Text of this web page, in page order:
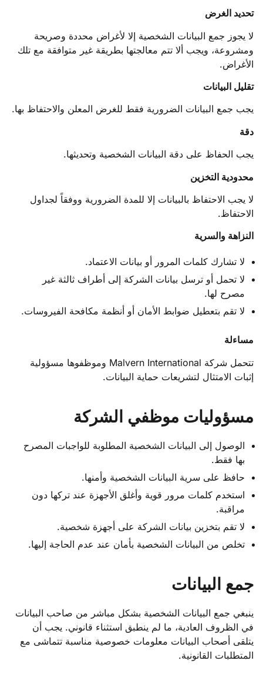
تحديد الغرض
لا يجوز جمع البيانات الشخصية إلا لأغراض محددة وصريحة
ومشروعة، ويجب ألا تتم معالجتها بطريقة غير متوافقة مع تلك
الأغراض.
تقليل البيانات
يجب جمع البيانات الضرورية فقط للغرض المعلن والاحتفاظ بها.
دقة
يجب الحفاظ على دقة البيانات الشخصية وتحديثها.
محدودية التخزين
لا يجب الاحتفاظ بالبيانات إلا للمدة الضرورية ووفقاً لجداول
الاحتفاظ.
النزاهة والسرية
لا تشارك كلمات المرور أو بيانات الاعتماد.
لا تحمل أو ترسل بيانات الشركة إلى أطراف ثالثة غير
مصرح لها.
لا تقم بتعطيل ضوابط الأمان أو أنظمة مكافحة الفيروسات.
مساءلة
تتحمل شركة Malvern International وموظفوها مسؤولية
إثبات الامتثال لتشريعات حماية البيانات.
مسؤوليات موظفي الشركة
الوصول إلى البيانات الشخصية المطلوبة للواجبات المصرح
بها فقط.
حافظ على سرية البيانات الشخصية وأمنها.
استخدم كلمات مرور قوية وأغلق الأجهزة عند تركها دون
مراقبة.
لا تقم بتخزين بيانات الشركة على أجهزة شخصية.
تخلص من البيانات الشخصية بأمان عند عدم الحاجة إليها.
جمع البيانات
ينبغي جمع البيانات الشخصية بشكل مباشر من صاحب البيانات
في الظروف العادية، ما لم ينطبق استثناء قانوني. يجب أن
يتلقى أصحاب البيانات معلومات خصوصية مناسبة تتماشى مع
المتطلبات القانونية.